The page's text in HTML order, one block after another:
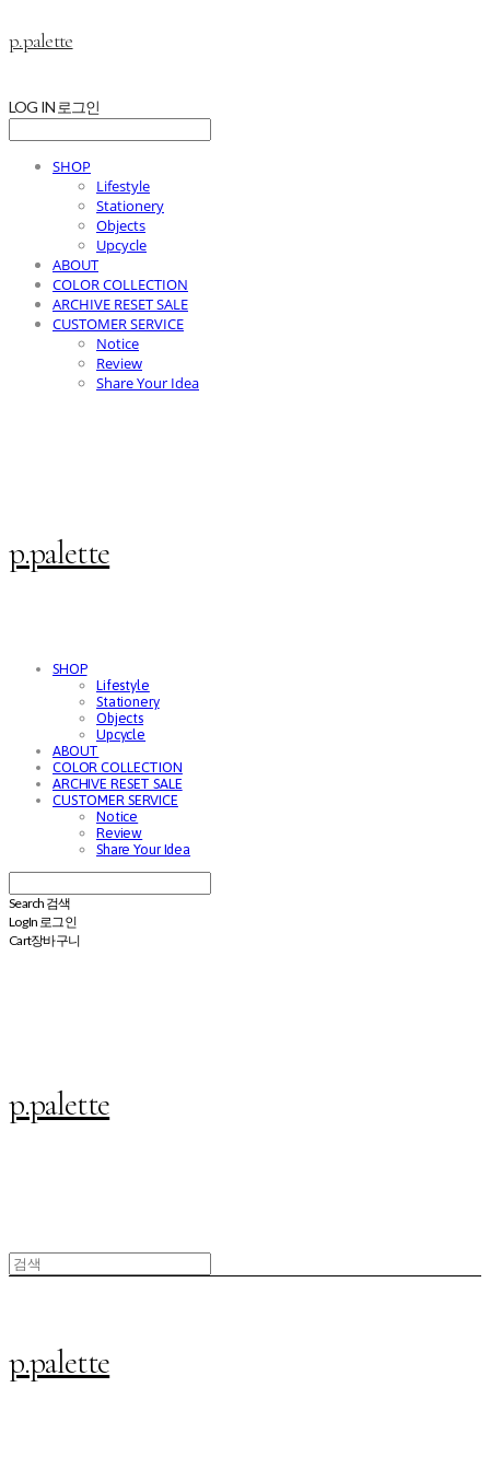
p.palette
LOG IN 로그인
SHOP
Lifestyle
Stationery
Objects
Upcycle
ABOUT
COLOR COLLECTION
ARCHIVE RESET SALE
CUSTOMER SERVICE
Notice
Review
Share Your Idea
p.palette
SHOP
Lifestyle
Stationery
Objects
Upcycle
ABOUT
COLOR COLLECTION
ARCHIVE RESET SALE
CUSTOMER SERVICE
Notice
Review
Share Your Idea
Search 검색
Log In 로그인
Cart장바구니
p.palette
p.palette